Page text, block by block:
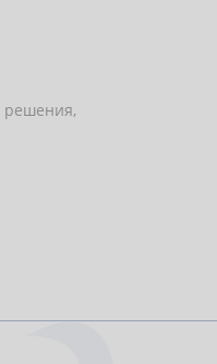
решения,